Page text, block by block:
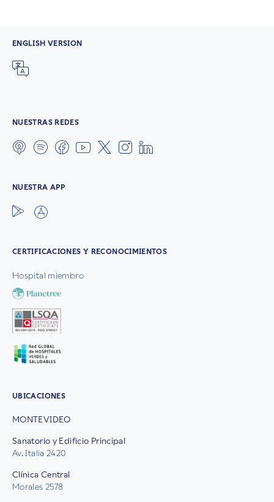
ENGLISH VERSION
NUESTRAS REDES
NUESTRA APP
CERTIFICACIONES Y RECONOCIMIENTOS
Hospital miembro
UBICACIONES
MONTEVIDEO
Sanatorio y Edificio Principal
Av. Italia 2420
Clínica Central
Morales 2578